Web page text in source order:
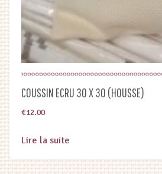
COUSSIN ECRU 30 X 30 (HOUSSE)
€12.00
Lire la suite